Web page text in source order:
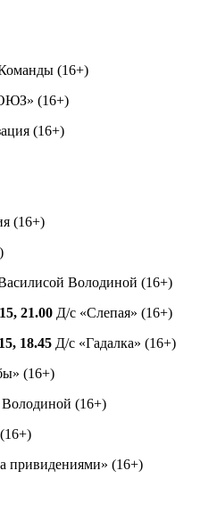
(16+)
(16+)
(16+)
(16+)
Володиной (16+)
21.00 Д/с «Слепая» (16+)
18.45 Д/с «Гадалка» (16+)
(16+)
(16+)
привидениями» (16+)